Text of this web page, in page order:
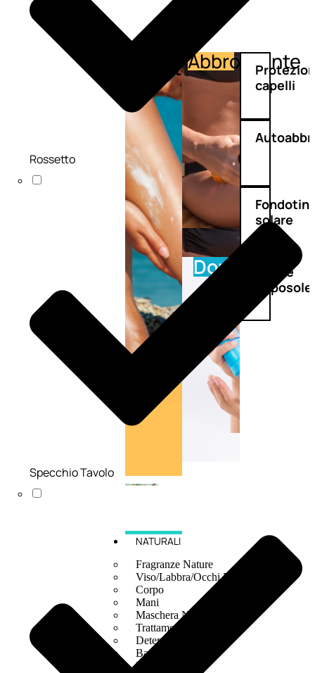
Protezione
Abbronzante
Doposole
capelli
solare
Docce
doposole
NATURALI
Fragranze Nature
Viso/Labbra/Occhi Nature
Corpo
Mani
Maschera Nature
Trattamenti Viso
Detergenza
Bagno Nature
Deodoranti
Rossetto
Specchio Tavolo